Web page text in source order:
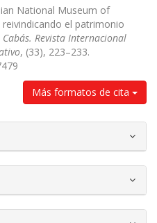
National Museum of
el patrimonio
Cabás. Revista Internacional
, (33), 223–233.
Más formatos de cita